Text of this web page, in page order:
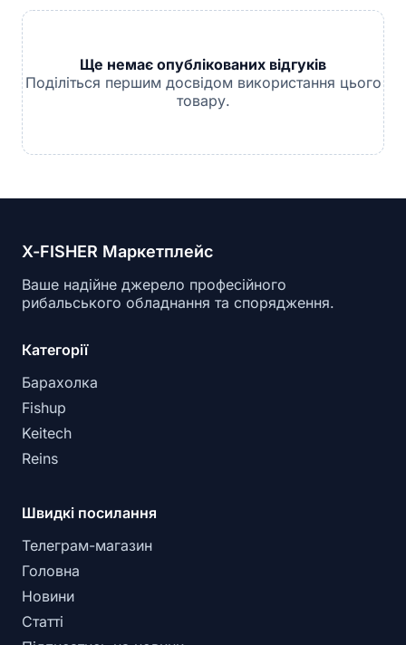
Ще немає опублікованих відгуків
Поділіться першим досвідом використання цього
товару.
X-FISHER Маркетплейс
Ваше надійне джерело професійного
рибальського обладнання та спорядження.
Категорії
Барахолка
Fishup
Keitech
Reins
Швидкі посилання
Телеграм-магазин
Головна
Новини
Статті